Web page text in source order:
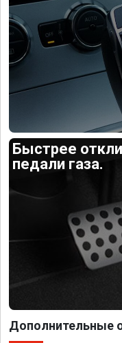
Быстрее
педали газа.
Дополнительные